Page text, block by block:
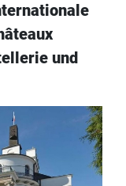
und